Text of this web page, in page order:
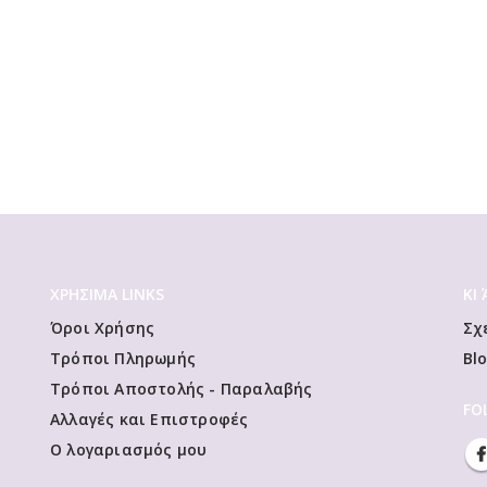
ΧΡΗΣΙΜΑ LINKS
Όροι Χρήσης
Τρόποι Πληρωμής
Τρόποι Αποστολής - Παραλαβής
Αλλαγές και Επιστροφές
Ο λογαριασμός μου
ΚΙ